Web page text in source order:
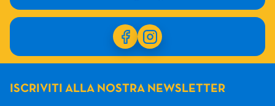
ISCRIVITI ALLA NOSTRA NEWSLETTER